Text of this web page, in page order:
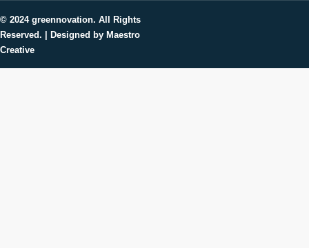
© 2024 greennovation. All Rights
Reserved. | Designed by Maestro
Creative